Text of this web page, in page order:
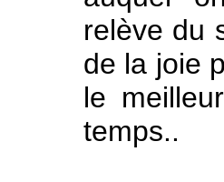
relève du
de la joie
le
temps..